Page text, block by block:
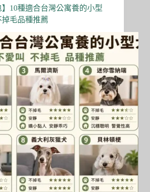
】10種適合台灣公寓養的小型
毛品種推薦